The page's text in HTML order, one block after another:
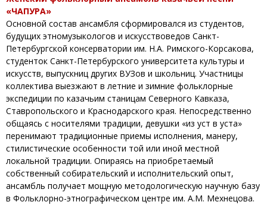
«ЧАПУРА»
Основной состав ансамбля сформировался из студентов,
будущих этномузыкологов и искусствоведов Санкт-
Петербургской консерватории им. Н.А. Римского-Корсакова,
студенток Санкт-Петербурского университета культуры и
искусств, выпускниц других ВУЗов и школьниц. Участницы
коллектива выезжают в летние и зимние фольклорные
экспедиции по казачьим станицам Северного Кавказа,
Ставропольского и Краснодарского края. Непосредственно
общаясь с носителями традиции, девушки «из уст в уста»
перенимают традиционные приемы исполнения, манеру,
стилистические особенности той или иной местной
локальной традиции. Опираясь на приобретаемый
собственный собирательский и исполнительский опыт,
ансамбль получает мощную методологическую научную базу
в Фольклорно-этнографическом центре им. А.М. Мехнецова.